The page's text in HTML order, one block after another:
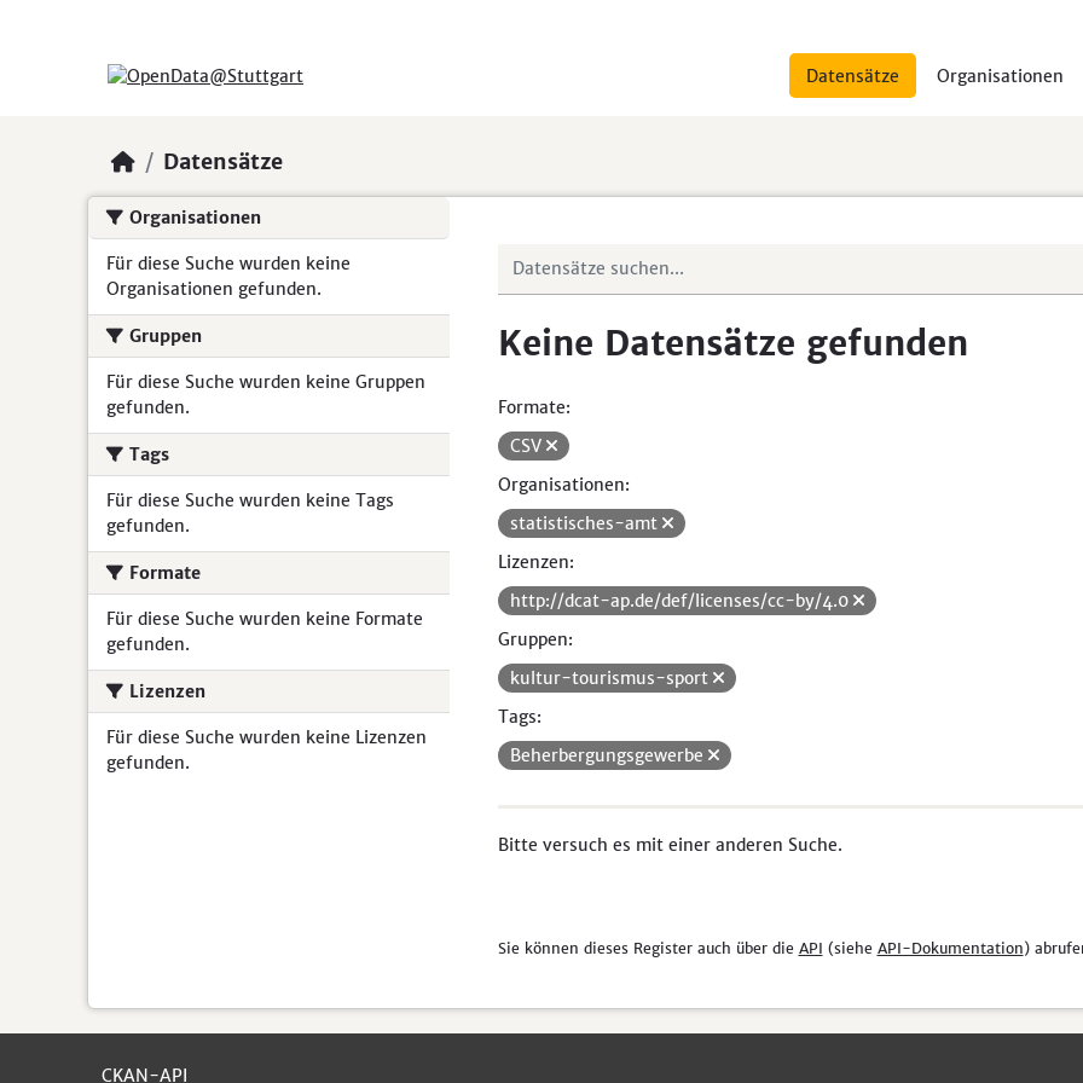
Datensätze Organisationen
Datensätze
Organisationen
Für diese Suche wurden keine
Organisationen gefunden.
Gruppen
Für diese Suche wurden keine Gruppen
gefunden.
Tags
Für diese Suche wurden keine Tags
gefunden.
Formate
Für diese Suche wurden keine Formate
gefunden.
Lizenzen
Für diese Suche wurden keine Lizenzen
gefunden.
Keine Datensätze gefunden
Formate:
CSV
Organisationen:
statistisches-amt
Lizenzen:
http://dcat-ap.de/def/licenses/cc-by/4.0
Gruppen:
kultur-tourismus-sport
Tags:
Beherbergungsgewerbe
Bitte versuch es mit einer anderen Suche.
Sie können dieses Register auch über die API (siehe API-Dokumentation)
CKAN-API